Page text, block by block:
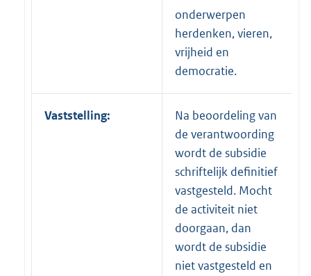
onderwerpen
herdenken, vieren,
vrijheid en
democratie.
Vaststelling:
Na beoordeling van
de verantwoording
wordt de subsidie
schriftelijk definitief
vastgesteld. Mocht
de activiteit niet
doorgaan, dan
wordt de subsidie
niet vastgesteld en